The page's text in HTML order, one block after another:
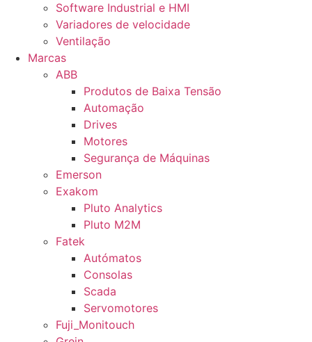
Software Industrial e HMI
Variadores de velocidade
Ventilação
Marcas
ABB
Produtos de Baixa Tensão
Automação
Drives
Motores
Segurança de Máquinas
Emerson
Exakom
Pluto Analytics
Pluto M2M
Fatek
Autómatos
Consolas
Scada
Servomotores
Fuji_Monitouch